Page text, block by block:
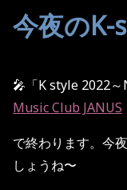
今夜のK-
🎤「K style 2022～
Music Club JANUS
で終わります。今
しょうね〜